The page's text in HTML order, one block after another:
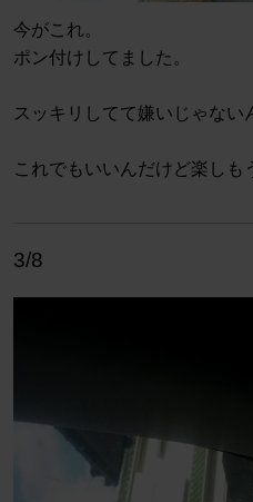
今がこれ。
ポン付けしてました。
スッキリしてて嫌いじゃない
これでもいいんだけど楽しも
3/8